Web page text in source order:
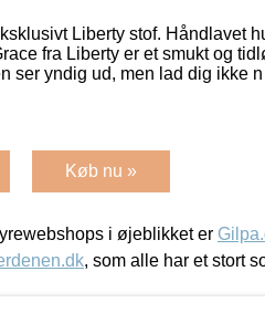
Liberty stof. Håndlavet
fra Liberty er et smukt og
ser yndig ud, men lad dig ikke n
Køb nu »
i øjeblikket er
, som alle har et stort